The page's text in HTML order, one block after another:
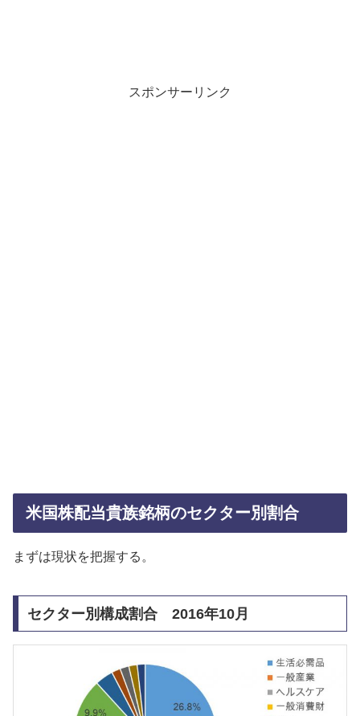
スポンサーリンク
米国株配当貴族銘柄のセクター別割合
まずは現状を把握する。
セクター別構成割合 2016年10月